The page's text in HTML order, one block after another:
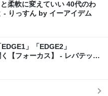
柔軟に変えていい 40代のわ
- りっすん by イーアイデム
」「EDGE2」
【フォーカス】 - レバテック